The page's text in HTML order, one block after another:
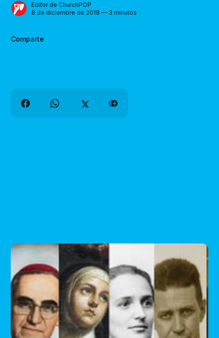
Editor de ChurchPOP
8 de diciembre de 2018 — 3 minutos
Comparte